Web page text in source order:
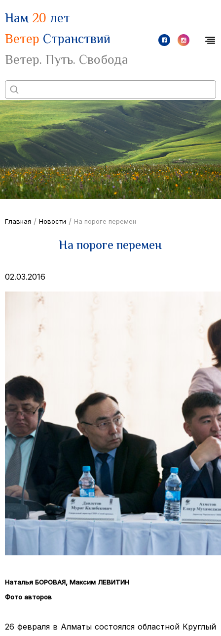
Нам 20 лет
Ветер Странствий
Ветер. Путь. Свобода
Главная / Новости / На пороге перемен
На пороге перемен
02.03.2016
Наталья БОРОВАЯ, Максим ЛЕВИТИН
Фото авторов
26 февраля в Алматы состоялся областной Круглый